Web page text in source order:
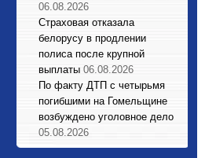
06.08.2026
Страховая отказала
белорусу в продлении
полиса после крупной
выплаты 06.08.2026
По факту ДТП с четырьмя
погибшими на Гомельщине
возбуждено уголовное дело
05.08.2026